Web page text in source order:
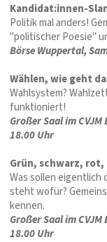
Kandidat:innen-
Politik mal anders!
"politischer Poesie"
Börse Wuppertal,
Wählen, wie geht
Wahlsystem?
funktioniert!
Großer Saal im
18.00 Uhr
Grün, schwarz, rot,
Was sollen eigentlich
steht wofür?
kennen.
Großer Saal im
18.00 Uhr